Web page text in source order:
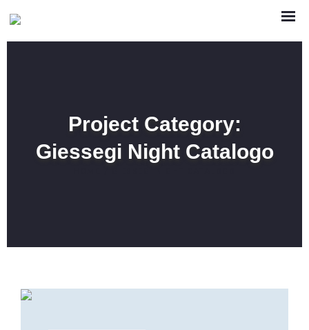
Project Category:
Giessegi Night Catalogo